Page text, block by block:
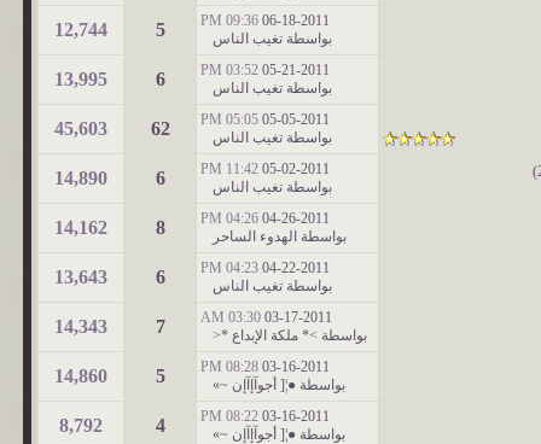
06-18-2011
09:36 PM
بواسطة تغيب الناس 5
12,744
05-21-2011
03:52 PM
بواسطة تغيب الناس 6
13,995
05-05-2011
05:05 PM
بواسطة تغيب الناس 62
45,603
)
05-02-2011
11:42 PM
بواسطة تغيب الناس 6
14,890
04-26-2011
04:26 PM
بواسطة الهدوء الساحر 8
14,162
04-22-2011
04:23 PM
بواسطة تغيب الناس 6
13,643
03-17-2011
03:30 AM
بواسطة >* ملكة الإبداع *< 7
14,343
03-16-2011
08:28 PM
بواسطة ●¦[ أجوآإآإن ~» 5
14,860
03-16-2011
08:22 PM
بواسطة ●¦[ أجوآإآإن ~» 4
8,792